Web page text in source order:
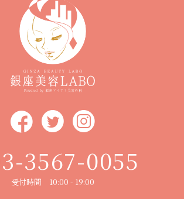
3567-0055
受付時間 10:00 - 19:00